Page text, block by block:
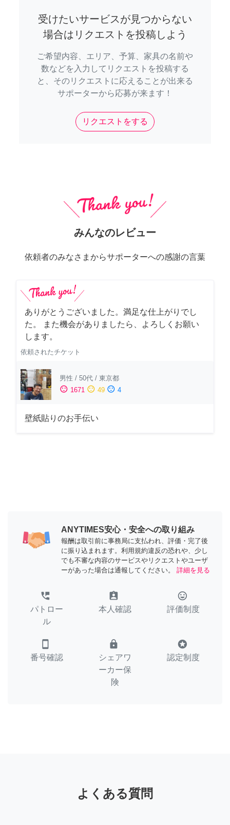
受けたいサービスが見つからない
場合はリクエストを投稿しよう
ご希望内容、エリア、予算、家具の名前や
数などを入力してリクエストを投稿する
と、そのリクエストに応えることが出来る
サポーターから応募が来ます！
リクエストをする
みんなのレビュー
依頼者のみなさまからサポーターへの感謝の言葉
ありがとうございました。満足な仕上がりでし
た。 また機会がありましたら、よろしくお願い
します。
依頼されたチケット
男性 / 50代 / 東京都
sentiment_satisfied 1671 sentiment_neutral 49 sentiment_dissatisfied 4
壁紙貼りのお手伝い
ANYTIMES安心・安全への取り組み
報酬は取引前に事務局に支払われ、評価・完了後
に振り込まれます。利用規約違反の恐れや、少し
でも不審な内容のサービスやリクエストやユーザ
ーがあった場合は通報してください。
詳細を見る
perm_phone_msg
パトロー
ル
assignment_ind
本人確認
tag_faces
評価制度
smartphone
番号確認
lock
シェアワ
ーカー保
険
stars
認定制度
よくある質問